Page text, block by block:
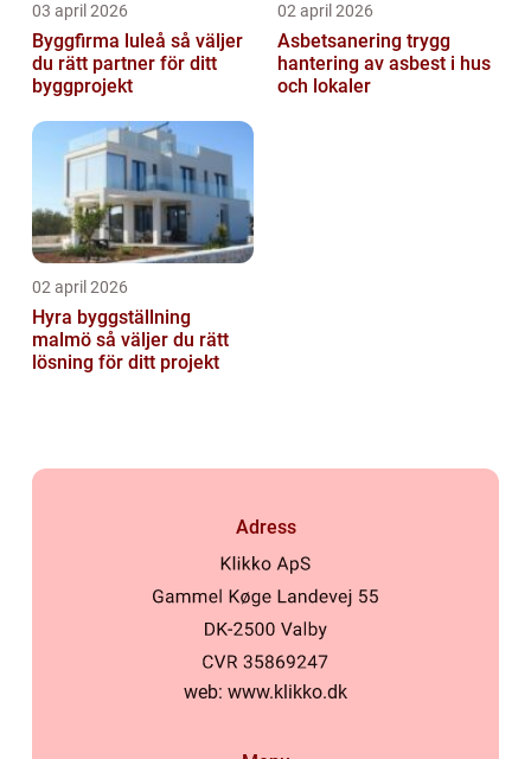
03 april 2026
Byggfirma luleå så väljer
du rätt partner för ditt
byggprojekt
02 april 2026
Asbetsanering trygg
hantering av asbest i hus
och lokaler
02 april 2026
Hyra byggställning
malmö så väljer du rätt
lösning för ditt projekt
Adress
web: www.klikko.dk